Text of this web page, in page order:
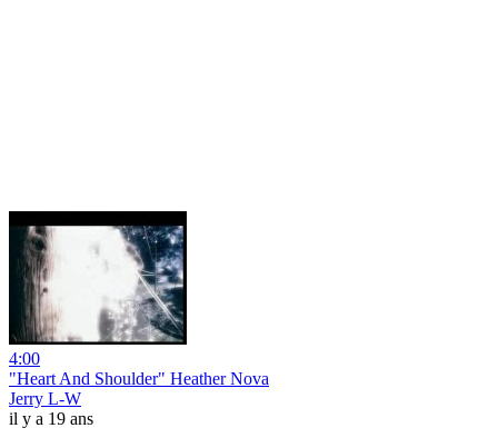
4:00
"Heart And Shoulder" Heather Nova
Jerry L-W
il y a 19 ans